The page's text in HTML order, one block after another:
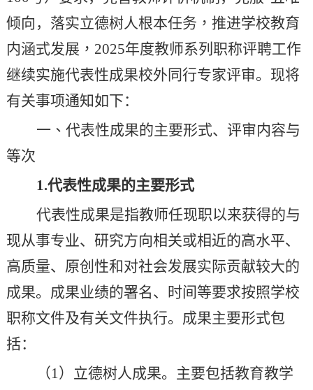
倾向， 落实立德树人根本任务，推进学校教育
内涵式发展， 2025年度教师系列职称评聘工作
继续实施代表性成果校外同行专家评审。现将
有关事项通知如下：
一、 代表性成果的主要形式、评审内容与
等次
1.代表性成果的主要形式
代表性成果是指教师任现职以来获得的与
现从事专业、研究方向相关或相近的高水平、
高质量、原创性和对社会发展实际贡献较大的
成果。成果业绩的署名、时间等要求按照学校
职称文件及有关文件执行。成果主要形式包
括：
（1）立德树人成果。主要包括教育教学